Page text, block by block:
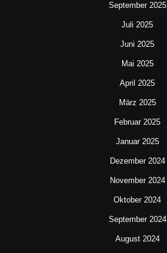
September 2025
Juli 2025
Juni 2025
Mai 2025
April 2025
März 2025
Februar 2025
Januar 2025
Dezember 2024
November 2024
Oktober 2024
September 2024
August 2024